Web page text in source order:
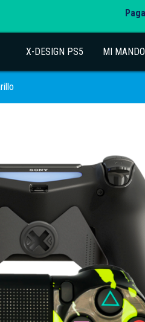
X-DESIGN PS5 MI MANDO